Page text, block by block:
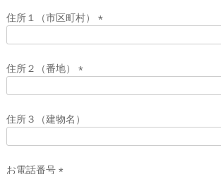
須
)
住所１（市区町村）
)
住所２（番地）
須
)
住所３（建物名）
お電話番号